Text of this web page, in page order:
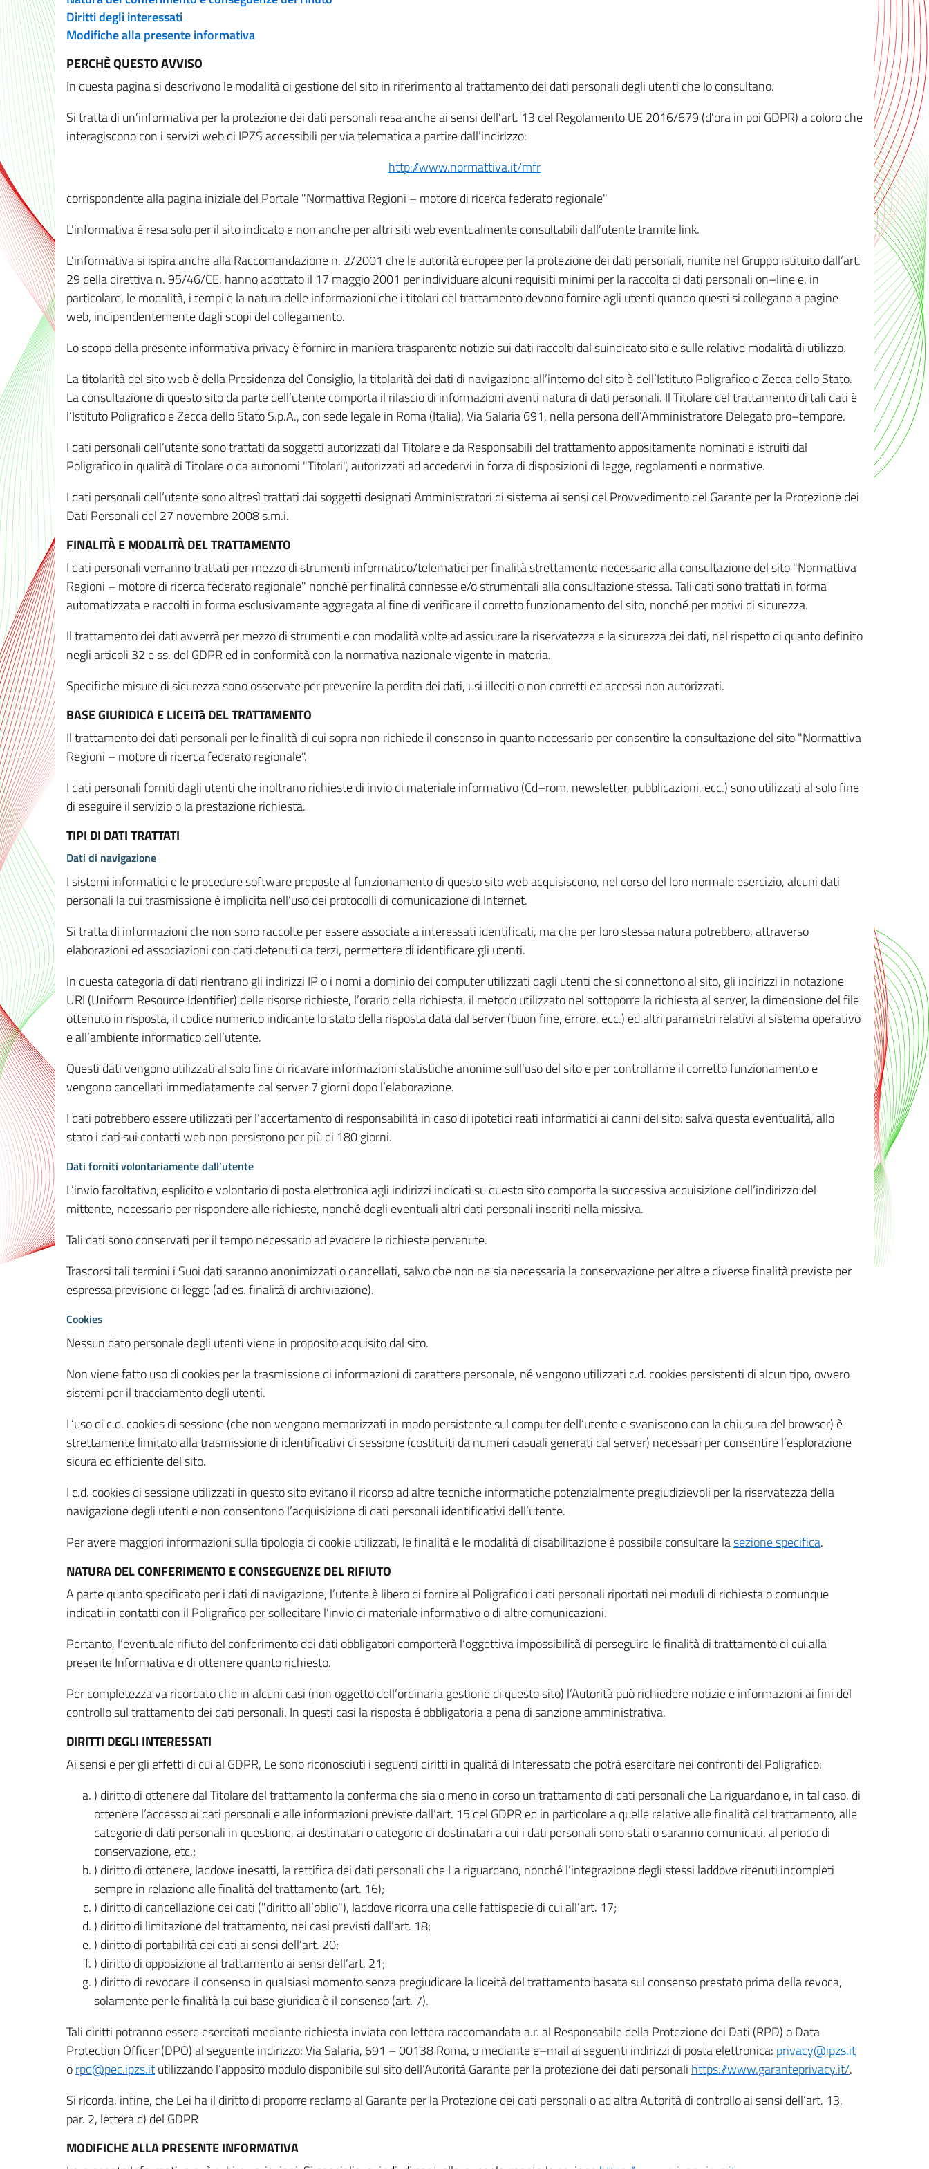
Diritti degli interessati
Modifiche alla presente informativa
PERCHÈ QUESTO AVVISO
In questa pagina si descrivono le modalità di gestione del sito in riferimento al trattamento dei dati personali degli utenti che lo consultano.
Si tratta di un’informativa per la protezione dei dati personali resa anche ai sensi dell’art. 13 del Regolamento UE 2016/679 (d’ora in poi GDPR) a coloro che
interagiscono con i servizi web di IPZS accessibili per via telematica a partire dall’indirizzo:
http://www.normattiva.it/mfr
corrispondente alla pagina iniziale del Portale "Normattiva Regioni – motore di ricerca federato regionale"
L’informativa è resa solo per il sito indicato e non anche per altri siti web eventualmente consultabili dall’utente tramite link.
L’informativa si ispira anche alla Raccomandazione n. 2/2001 che le autorità europee per la protezione dei dati personali, riunite nel Gruppo istituito dall’art.
29 della direttiva n. 95/46/CE, hanno adottato il 17 maggio 2001 per individuare alcuni requisiti minimi per la raccolta di dati personali on–line e, in
particolare, le modalità, i tempi e la natura delle informazioni che i titolari del trattamento devono fornire agli utenti quando questi si collegano a pagine
web, indipendentemente dagli scopi del collegamento.
Lo scopo della presente informativa privacy è fornire in maniera trasparente notizie sui dati raccolti dal suindicato sito e sulle relative modalità di utilizzo.
La titolarità del sito web è della Presidenza del Consiglio, la titolarità dei dati di navigazione all’interno del sito è dell’Istituto Poligrafico e Zecca dello Stato.
La consultazione di questo sito da parte dell’utente comporta il rilascio di informazioni aventi natura di dati personali. Il Titolare del trattamento di tali dati è
l’Istituto Poligrafico e Zecca dello Stato S.p.A., con sede legale in Roma (Italia), Via Salaria 691, nella persona dell’Amministratore Delegato pro–tempore.
I dati personali dell’utente sono trattati da soggetti autorizzati dal Titolare e da Responsabili del trattamento appositamente nominati e istruiti dal
Poligrafico in qualità di Titolare o da autonomi "Titolari", autorizzati ad accedervi in forza di disposizioni di legge, regolamenti e normative.
I dati personali dell’utente sono altresì trattati dai soggetti designati Amministratori di sistema ai sensi del Provvedimento del Garante per la Protezione dei
Dati Personali del 27 novembre 2008 s.m.i.
FINALITÀ E MODALITÀ DEL TRATTAMENTO
I dati personali verranno trattati per mezzo di strumenti informatico/telematici per finalità strettamente necessarie alla consultazione del sito "Normattiva
Regioni – motore di ricerca federato regionale" nonché per finalità connesse e/o strumentali alla consultazione stessa. Tali dati sono trattati in forma
automatizzata e raccolti in forma esclusivamente aggregata al fine di verificare il corretto funzionamento del sito, nonché per motivi di sicurezza.
Il trattamento dei dati avverrà per mezzo di strumenti e con modalità volte ad assicurare la riservatezza e la sicurezza dei dati, nel rispetto di quanto definito
negli articoli 32 e ss. del GDPR ed in conformità con la normativa nazionale vigente in materia.
Specifiche misure di sicurezza sono osservate per prevenire la perdita dei dati, usi illeciti o non corretti ed accessi non autorizzati.
BASE GIURIDICA E LICEITà DEL TRATTAMENTO
Il trattamento dei dati personali per le finalità di cui sopra non richiede il consenso in quanto necessario per consentire la consultazione del sito "Normattiva
Regioni – motore di ricerca federato regionale".
I dati personali forniti dagli utenti che inoltrano richieste di invio di materiale informativo (Cd–rom, newsletter, pubblicazioni, ecc.) sono utilizzati al solo fine
di eseguire il servizio o la prestazione richiesta.
TIPI DI DATI TRATTATI
Dati di navigazione
I sistemi informatici e le procedure software preposte al funzionamento di questo sito web acquisiscono, nel corso del loro normale esercizio, alcuni dati
personali la cui trasmissione è implicita nell’uso dei protocolli di comunicazione di Internet.
Si tratta di informazioni che non sono raccolte per essere associate a interessati identificati, ma che per loro stessa natura potrebbero, attraverso
elaborazioni ed associazioni con dati detenuti da terzi, permettere di identificare gli utenti.
In questa categoria di dati rientrano gli indirizzi IP o i nomi a dominio dei computer utilizzati dagli utenti che si connettono al sito, gli indirizzi in notazione
URI (Uniform Resource Identifier) delle risorse richieste, l’orario della richiesta, il metodo utilizzato nel sottoporre la richiesta al server, la dimensione del file
ottenuto in risposta, il codice numerico indicante lo stato della risposta data dal server (buon fine, errore, ecc.) ed altri parametri relativi al sistema operativo
e all’ambiente informatico dell’utente.
Questi dati vengono utilizzati al solo fine di ricavare informazioni statistiche anonime sull’uso del sito e per controllarne il corretto funzionamento e
vengono cancellati immediatamente dal server 7 giorni dopo l’elaborazione.
I dati potrebbero essere utilizzati per l’accertamento di responsabilità in caso di ipotetici reati informatici ai danni del sito: salva questa eventualità, allo
stato i dati sui contatti web non persistono per più di 180 giorni.
Dati forniti volontariamente dall’utente
L’invio facoltativo, esplicito e volontario di posta elettronica agli indirizzi indicati su questo sito comporta la successiva acquisizione dell’indirizzo del
mittente, necessario per rispondere alle richieste, nonché degli eventuali altri dati personali inseriti nella missiva.
Tali dati sono conservati per il tempo necessario ad evadere le richieste pervenute.
Trascorsi tali termini i Suoi dati saranno anonimizzati o cancellati, salvo che non ne sia necessaria la conservazione per altre e diverse finalità previste per
espressa previsione di legge (ad es. finalità di archiviazione).
Cookies
Nessun dato personale degli utenti viene in proposito acquisito dal sito.
Non viene fatto uso di cookies per la trasmissione di informazioni di carattere personale, né vengono utilizzati c.d. cookies persistenti di alcun tipo, ovvero
sistemi per il tracciamento degli utenti.
L’uso di c.d. cookies di sessione (che non vengono memorizzati in modo persistente sul computer dell’utente e svaniscono con la chiusura del browser) è
strettamente limitato alla trasmissione di identificativi di sessione (costituiti da numeri casuali generati dal server) necessari per consentire l’esplorazione
sicura ed efficiente del sito.
I c.d. cookies di sessione utilizzati in questo sito evitano il ricorso ad altre tecniche informatiche potenzialmente pregiudizievoli per la riservatezza della
navigazione degli utenti e non consentono l’acquisizione di dati personali identificativi dell’utente.
Per avere maggiori informazioni sulla tipologia di cookie utilizzati, le finalità e le modalità di disabilitazione è possibile consultare lasezione specifica.
NATURA DEL CONFERIMENTO E CONSEGUENZE DEL RIFIUTO
A parte quanto specificato per i dati di navigazione, l’utente è libero di fornire al Poligrafico i dati personali riportati nei moduli di richiesta o comunque
indicati in contatti con il Poligrafico per sollecitare l’invio di materiale informativo o di altre comunicazioni.
Pertanto, l’eventuale rifiuto del conferimento dei dati obbligatori comporterà l’oggettiva impossibilità di perseguire le finalità di trattamento di cui alla
presente Informativa e di ottenere quanto richiesto.
Per completezza va ricordato che in alcuni casi (non oggetto dell’ordinaria gestione di questo sito) l’Autorità può richiedere notizie e informazioni ai fini del
controllo sul trattamento dei dati personali. In questi casi la risposta è obbligatoria a pena di sanzione amministrativa.
DIRITTI DEGLI INTERESSATI
Ai sensi e per gli effetti di cui al GDPR, Le sono riconosciuti i seguenti diritti in qualità di Interessato che potrà esercitare nei confronti del Poligrafico:
) diritto di ottenere dal Titolare del trattamento la conferma che sia o meno in corso un trattamento di dati personali che La riguardano e, in tal caso, di
ottenere l’accesso ai dati personali e alle informazioni previste dall’art. 15 del GDPR ed in particolare a quelle relative alle finalità del trattamento, alle
categorie di dati personali in questione, ai destinatari o categorie di destinatari a cui i dati personali sono stati o saranno comunicati, al periodo di
conservazione, etc.;
) diritto di ottenere, laddove inesatti, la rettifica dei dati personali che La riguardano, nonché l’integrazione degli stessi laddove ritenuti incompleti
sempre in relazione alle finalità del trattamento (art. 16);
) diritto di cancellazione dei dati ("diritto all’oblio"), laddove ricorra una delle fattispecie di cui all’art. 17;
) diritto di limitazione del trattamento, nei casi previsti dall’art. 18;
) diritto di portabilità dei dati ai sensi dell’art. 20;
) diritto di opposizione al trattamento ai sensi dell’art. 21;
) diritto di revocare il consenso in qualsiasi momento senza pregiudicare la liceità del trattamento basata sul consenso prestato prima della revoca,
solamente per le finalità la cui base giuridica è il consenso (art. 7).
Tali diritti potranno essere esercitati mediante richiesta inviata con lettera raccomandata a.r. al Responsabile della Protezione dei Dati (RPD) o Data
Protection Officer (DPO) al seguente indirizzo: Via Salaria, 691 – 00138 Roma, o mediante e–mail ai seguenti indirizzi di posta elettronica: privacy@ipzs.it
orpd@pec.ipzs.itutilizzando l’apposito modulo disponibile sul sito dell’Autorità Garante per la protezione dei dati personali https://www.garanteprivacy.it/.
Si ricorda, infine, che Lei ha il diritto di proporre reclamo al Garante per la Protezione dei dati personali o ad altra Autorità di controllo ai sensi dell’art. 13,
par. 2, lettera d) del GDPR
MODIFICHE ALLA PRESENTE INFORMATIVA